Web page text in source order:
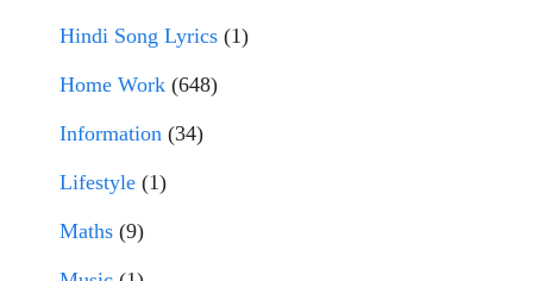
Hindi Song Lyrics (1)
Home Work (648)
Information (34)
Lifestyle (1)
Maths (9)